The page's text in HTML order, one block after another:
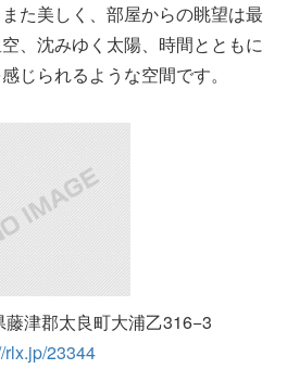
た美しく、部屋からの眺望は最
、沈みゆく太陽、時間とともに
じられるような空間です。
津郡太良町大浦乙316−3
rlx.jp/23344